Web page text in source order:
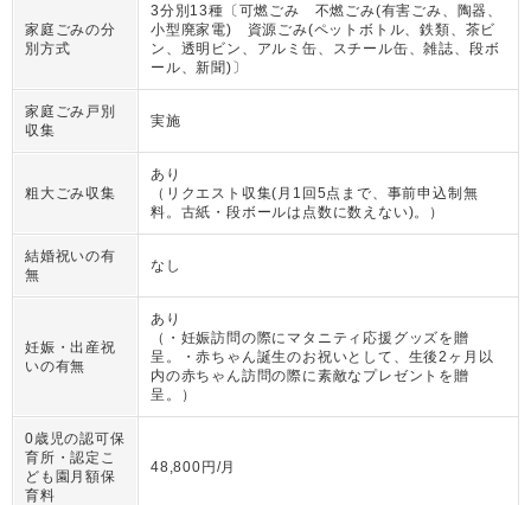
家庭ごみの分
別方式
3分別13種〔可燃ごみ 不燃ごみ(有害ごみ、陶器、
小型廃家電) 資源ごみ(ペットボトル、鉄類、茶ビ
ン、透明ビン、アルミ缶、スチール缶、雑誌、段ボ
ール、新聞)〕
家庭ごみ戸別
収集
実施
粗大ごみ収集
あり
（ リクエスト収集(月1回5点まで、事前申込制無
料。古紙・段ボールは点数に数えない)。
）
結婚祝いの有
無
なし
妊娠・出産祝
いの有無
あり
（ ・妊娠訪問の際にマタニティ応援グッズを贈
呈。・赤ちゃん誕生のお祝いとして、生後2ヶ月以
内の赤ちゃん訪問の際に素敵なプレゼントを贈
呈。
）
0歳児の認可保
育所・認定こ
ども園月額保
育料
48,800円/月